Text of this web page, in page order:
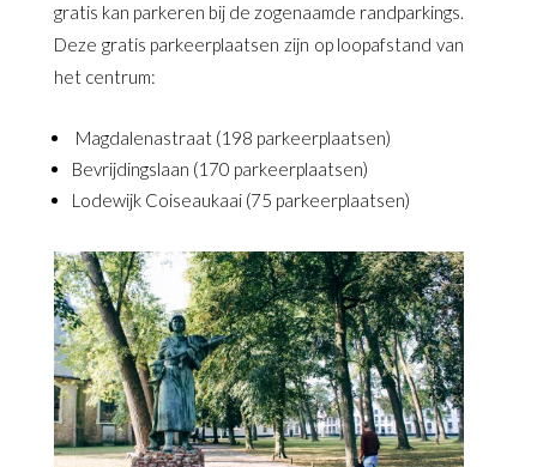
gratis kan parkeren bij de zogenaamde randparkings.
Deze gratis parkeerplaatsen zijn op loopafstand van
het centrum:
Magdalenastraat (198 parkeerplaatsen)
Bevrijdingslaan (170 parkeerplaatsen)
Lodewijk Coiseaukaai (75 parkeerplaatsen)